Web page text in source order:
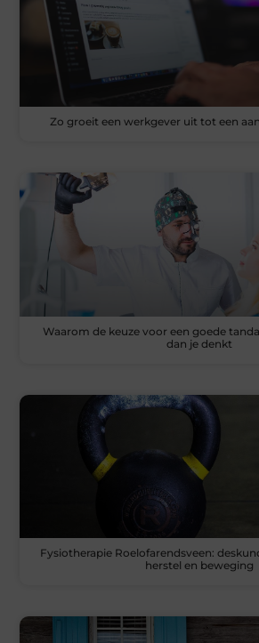
Zo groeit een werkgever uit tot een
Waarom de keuze voor een goede
dan je denkt
Fysiotherapie Roelofarendsveen:
herstel en beweging